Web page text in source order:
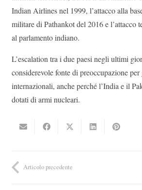
Indian Airlines nel 1999, l’attacco alla
militare di Pathankot del 2016 e l’attacco
al parlamento indiano.
L’escalation tra i due paesi negli ultimi
considerevole fonte di preoccupazione
internazionali, anche perché l’India e il
dotati di armi nucleari.
Articolo precedente